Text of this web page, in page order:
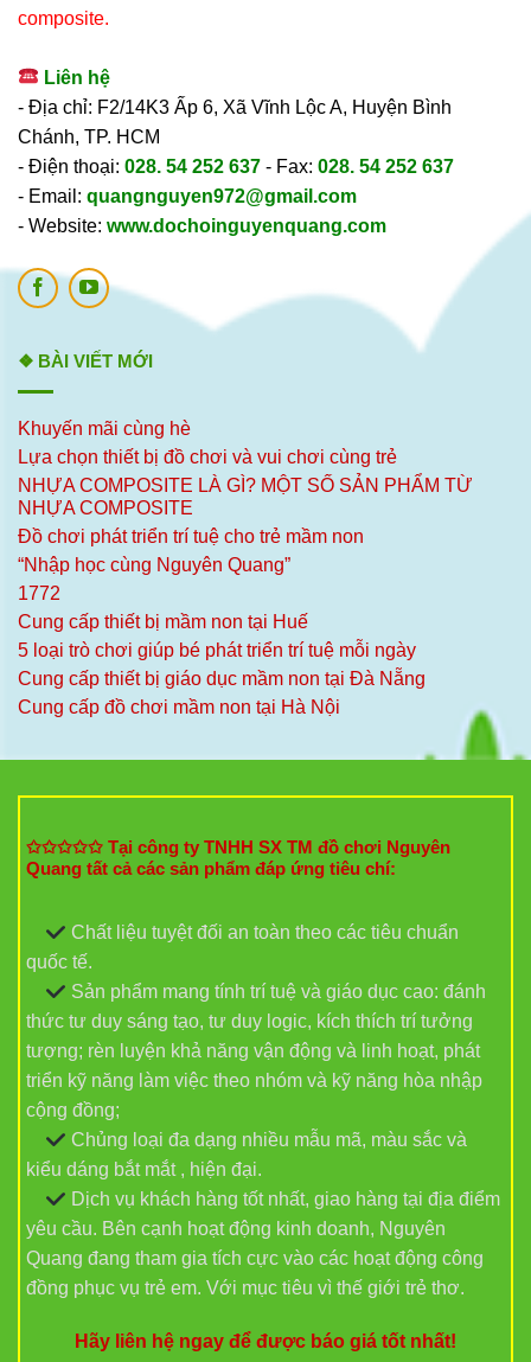
composite.
Liên hệ
- Địa chỉ: F2/14K3 Ấp 6, Xã Vĩnh Lộc A, Huyện Bình
Chánh, TP. HCM
- Điện thoại: 028. 54 252 637 - Fax: 028. 54 252 637
- Email: quangnguyen972@gmail.com
- Website: www.dochoinguyenquang.com
❖ BÀI VIẾT MỚI
Khuyến mãi cùng hè
Lựa chọn thiết bị đồ chơi và vui chơi cùng trẻ
NHỰA COMPOSITE LÀ GÌ? MỘT SỐ SẢN PHẨM TỪ
NHỰA COMPOSITE
Đồ chơi phát triển trí tuệ cho trẻ mầm non
“Nhập học cùng Nguyên Quang”
1772
Cung cấp thiết bị mầm non tại Huế
5 loại trò chơi giúp bé phát triển trí tuệ mỗi ngày
Cung cấp thiết bị giáo dục mầm non tại Đà Nẵng
Cung cấp đồ chơi mầm non tại Hà Nội
✩✩✩✩✩ Tại công ty TNHH SX TM đồ chơi Nguyên
Quang tất cả các sản phẩm đáp ứng tiêu chí:
Chất liệu tuyệt đối an toàn theo các tiêu chuẩn
quốc tế.
Sản phẩm mang tính trí tuệ và giáo dục cao: đánh
thức tư duy sáng tạo, tư duy logic, kích thích trí tưởng
tượng; rèn luyện khả năng vận động và linh hoạt, phát
triển kỹ năng làm việc theo nhóm và kỹ năng hòa nhập
cộng đồng;
Chủng loại đa dạng nhiều mẫu mã, màu sắc và
kiểu dáng bắt mắt , hiện đại.
Dịch vụ khách hàng tốt nhất, giao hàng tại địa điểm
yêu cầu. Bên cạnh hoạt động kinh doanh, Nguyên
Quang đang tham gia tích cực vào các hoạt động công
đồng phục vụ trẻ em. Với mục tiêu vì thế giới trẻ thơ.
Hãy liên hệ ngay để được báo giá tốt nhất!